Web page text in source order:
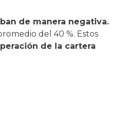
de manera negativa.
del 40 %. Estos
de la cartera